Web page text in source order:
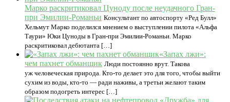
Марко раскритиковал Цуноду после неудачного Гран-
при Эмилии-Романьи Консультант по автоспорту «Ред Булл»
Хельмут Марко поделился мнением о выступлении пилота «Альфа
Таури» Юки Цуноды в Гран-при Эмилии-Романьи. Марко
раскритиковал дебютанта […]
«Запах лжи»:
чем пахнет обманщик Люди постоянно врут. Такова
уж человеческая природа. Кто-то делает это для того, чтобы выйти
сухим из воды, кто-то — ради наживы, а третьи желают таким
образом подогреть интерес […]